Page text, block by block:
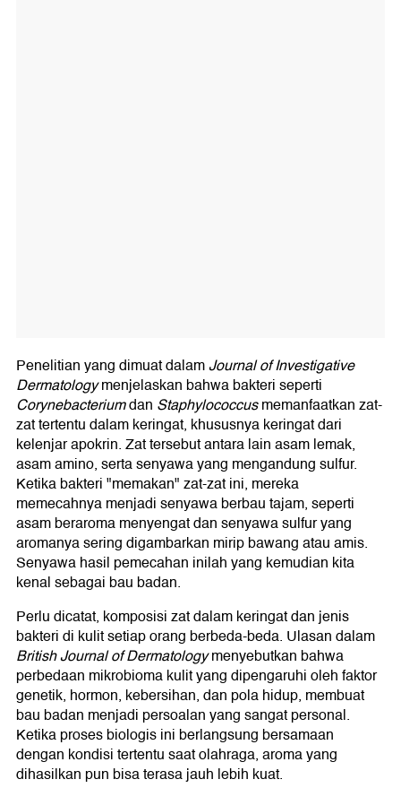
Penelitian yang dimuat dalamJournal of Investigative
Dermatologymenjelaskan bahwa bakteri seperti
Corynebacteriumdan Staphylococcusmemanfaatkan zat-
zat tertentu dalam keringat, khususnya keringat dari
kelenjar apokrin. Zat tersebut antara lain asam lemak,
asam amino, serta senyawa yang mengandung sulfur.
Ketika bakteri "memakan" zat-zat ini, mereka
memecahnya menjadi senyawa berbau tajam, seperti
asam beraroma menyengat dan senyawa sulfur yang
aromanya sering digambarkan mirip bawang atau amis.
Senyawa hasil pemecahan inilah yang kemudian kita
kenal sebagai bau badan.
Perlu dicatat, komposisi zat dalam keringat dan jenis
bakteri di kulit setiap orang berbeda-beda. Ulasan dalam
British Journal of Dermatologymenyebutkan bahwa
perbedaan mikrobioma kulit yang dipengaruhi oleh faktor
genetik, hormon, kebersihan, dan pola hidup, membuat
bau badan menjadi persoalan yang sangat personal.
Ketika proses biologis ini berlangsung bersamaan
dengan kondisi tertentu saat olahraga, aroma yang
dihasilkan pun bisa terasa jauh lebih kuat.